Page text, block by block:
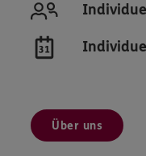
Über uns